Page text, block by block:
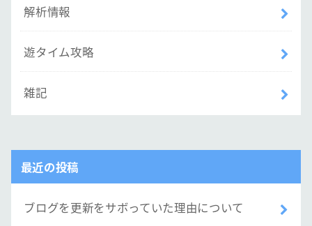
解析情報
遊タイム攻略
雑記
最近の投稿
ブログを更新をサボっていた理由について